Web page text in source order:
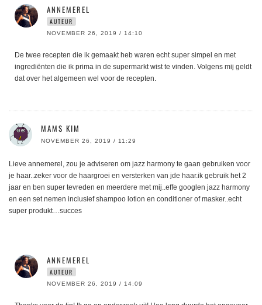
ANNEMEREL
AUTEUR
NOVEMBER 26, 2019 / 14:10
De twee recepten die ik gemaakt heb waren echt super simpel en met
ingrediënten die ik prima in de supermarkt wist te vinden. Volgens mij geldt
dat over het algemeen wel voor de recepten.
MAMS KIM
NOVEMBER 26, 2019 / 11:29
Lieve annemerel, zou je adviseren om jazz harmony te gaan gebruiken voor
je haar..zeker voor de haargroei en versterken van jde haar.ik gebruik het 2
jaar en ben super tevreden en meerdere met mij..effe googlen jazz harmony
en een set nemen inclusief shampoo lotion en conditioner of masker..echt
super produkt…succes
ANNEMEREL
AUTEUR
NOVEMBER 26, 2019 / 14:09